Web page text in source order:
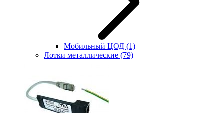
Мобильный ЦОД (1)
Лотки металлические (79)